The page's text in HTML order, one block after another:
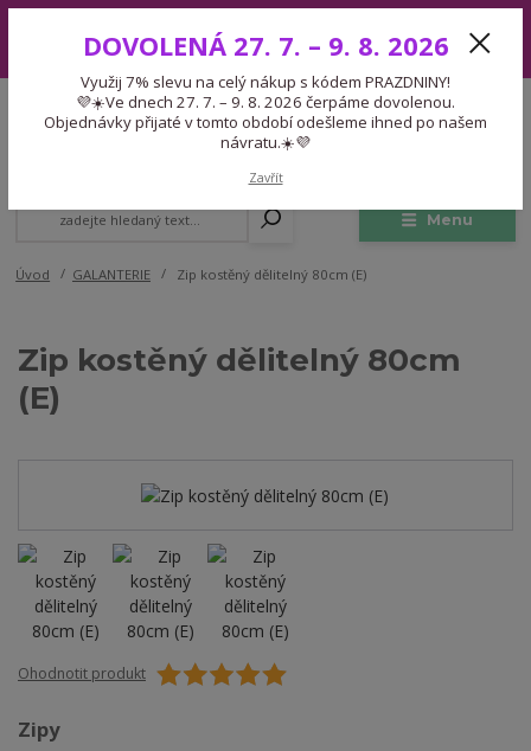
7. – 9. 8. 2026 čerpáme dovolenou. Objednávky přijaté v tomto období
odešleme ihned po našem návratu.☀️💜
Menu
CZK
Expedice 775 866 913
Po-Čt 9-15:30 Pá 9-14:30 Pauza 13-13:45
Úvod GALANTERIE Zip kostěný dělitelný 80cm (E)
Zip kostěný dělitelný 80cm
(E)
Ohodnotit produkt
Zipy
DOVOLENÁ 27. 7. – 9. 8. 2026
Využij 7% slevu na celý nákup s kódem PRAZDNINY!
💜☀️Ve dnech 27. 7. – 9. 8. 2026 čerpáme dovolenou.
Objednávky přijaté v tomto období odešleme ihned po našem
návratu.☀️💜
Zavřít